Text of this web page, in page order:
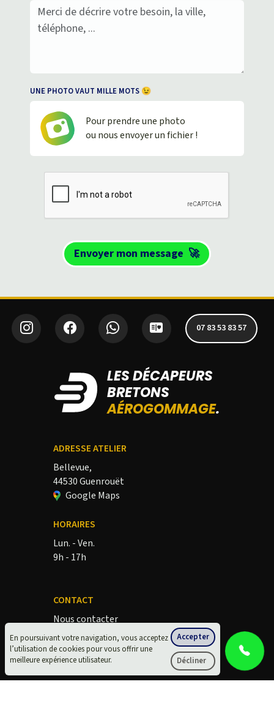
UNE PHOTO VAUT MILLE MOTS 😉
Pour prendre une photo
ou nous envoyer un fichier !
Envoyer mon message 🚀
En poursuivant votre navigation, vous acceptez
l’utilisation de cookies pour vous offrir une
meilleure expérience utilisateur.
Accepter
Décliner
07 83 53 83 57
LES DÉCAPEURS
BRETONS
AÉROGOMMAGE.
ADRESSE ATELIER
Bellevue,
44530 Guenrouët
Google Maps
HORAIRES
Lun. - Ven.
9h - 17h
CONTACT
Nous contacter
lesdecapeursbretons.fr